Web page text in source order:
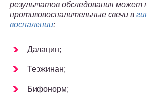
результатов обследования может
противовоспалительные свечи в
воспалении:
Далацин;
Тержинан;
Бифонорм;